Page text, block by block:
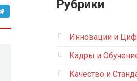
Рубрики
Инновации и
Кадры и
Качество и